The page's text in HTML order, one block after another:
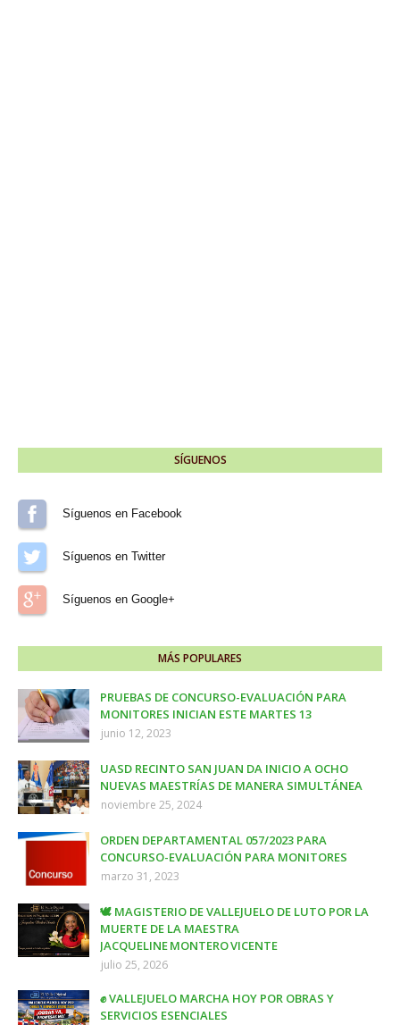
SÍGUENOS
Síguenos en Facebook
Síguenos en Twitter
Síguenos en Google+
MÁS POPULARES
PRUEBAS DE CONCURSO-EVALUACIÓN PARA
MONITORES INICIAN ESTE MARTES 13
junio 12, 2023
UASD RECINTO SAN JUAN DA INICIO A OCHO
NUEVAS MAESTRÍAS DE MANERA SIMULTÁNEA
noviembre 25, 2024
ORDEN DEPARTAMENTAL 057/2023 PARA
CONCURSO-EVALUACIÓN PARA MONITORES
marzo 31, 2023
🕊️ MAGISTERIO DE VALLEJUELO DE LUTO POR LA
MUERTE DE LA MAESTRA
JACQUELINE MONTERO VICENTE
julio 25, 2026
✊ VALLEJUELO MARCHA HOY POR OBRAS Y
SERVICIOS ESENCIALES